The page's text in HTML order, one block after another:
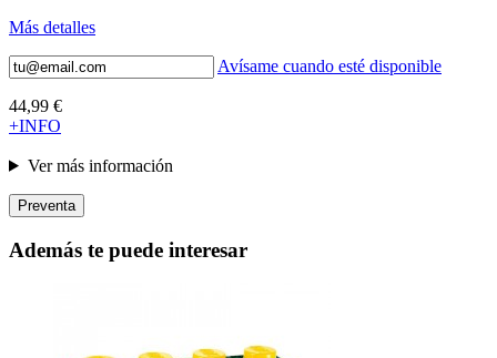
Más detalles
Avísame cuando esté disponible
44,99 €
+INFO
Ver más información
Preventa
Además te puede interesar